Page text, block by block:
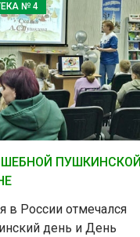
№ 4
ПУШКИНСКОЙ
в России отмечался
день и День